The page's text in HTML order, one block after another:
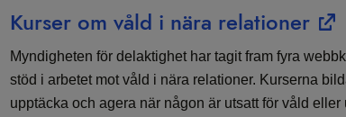
Kurser om våld i nära relationer
Myndigheten för delaktighet har tagit fram fyra
stöd i arbetet mot våld i nära relationer. Kurserna
upptäcka och agera när någon är utsatt för våld